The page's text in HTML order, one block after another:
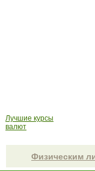
Лучшие курсы
валют
Физическим